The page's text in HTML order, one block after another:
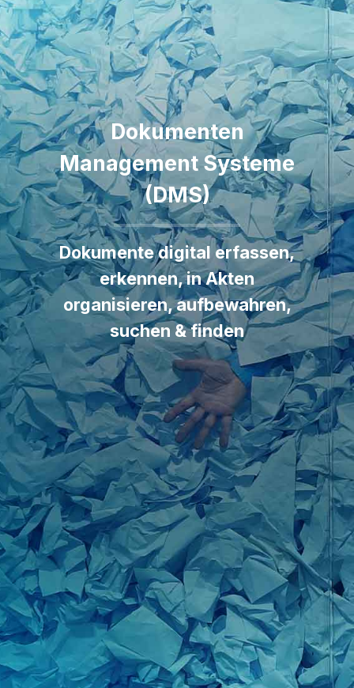
Dokumenten
Management Systeme
(DMS)
Dokumente digital erfassen,
erkennen, in Akten
organisieren, aufbewahren,
suchen & finden